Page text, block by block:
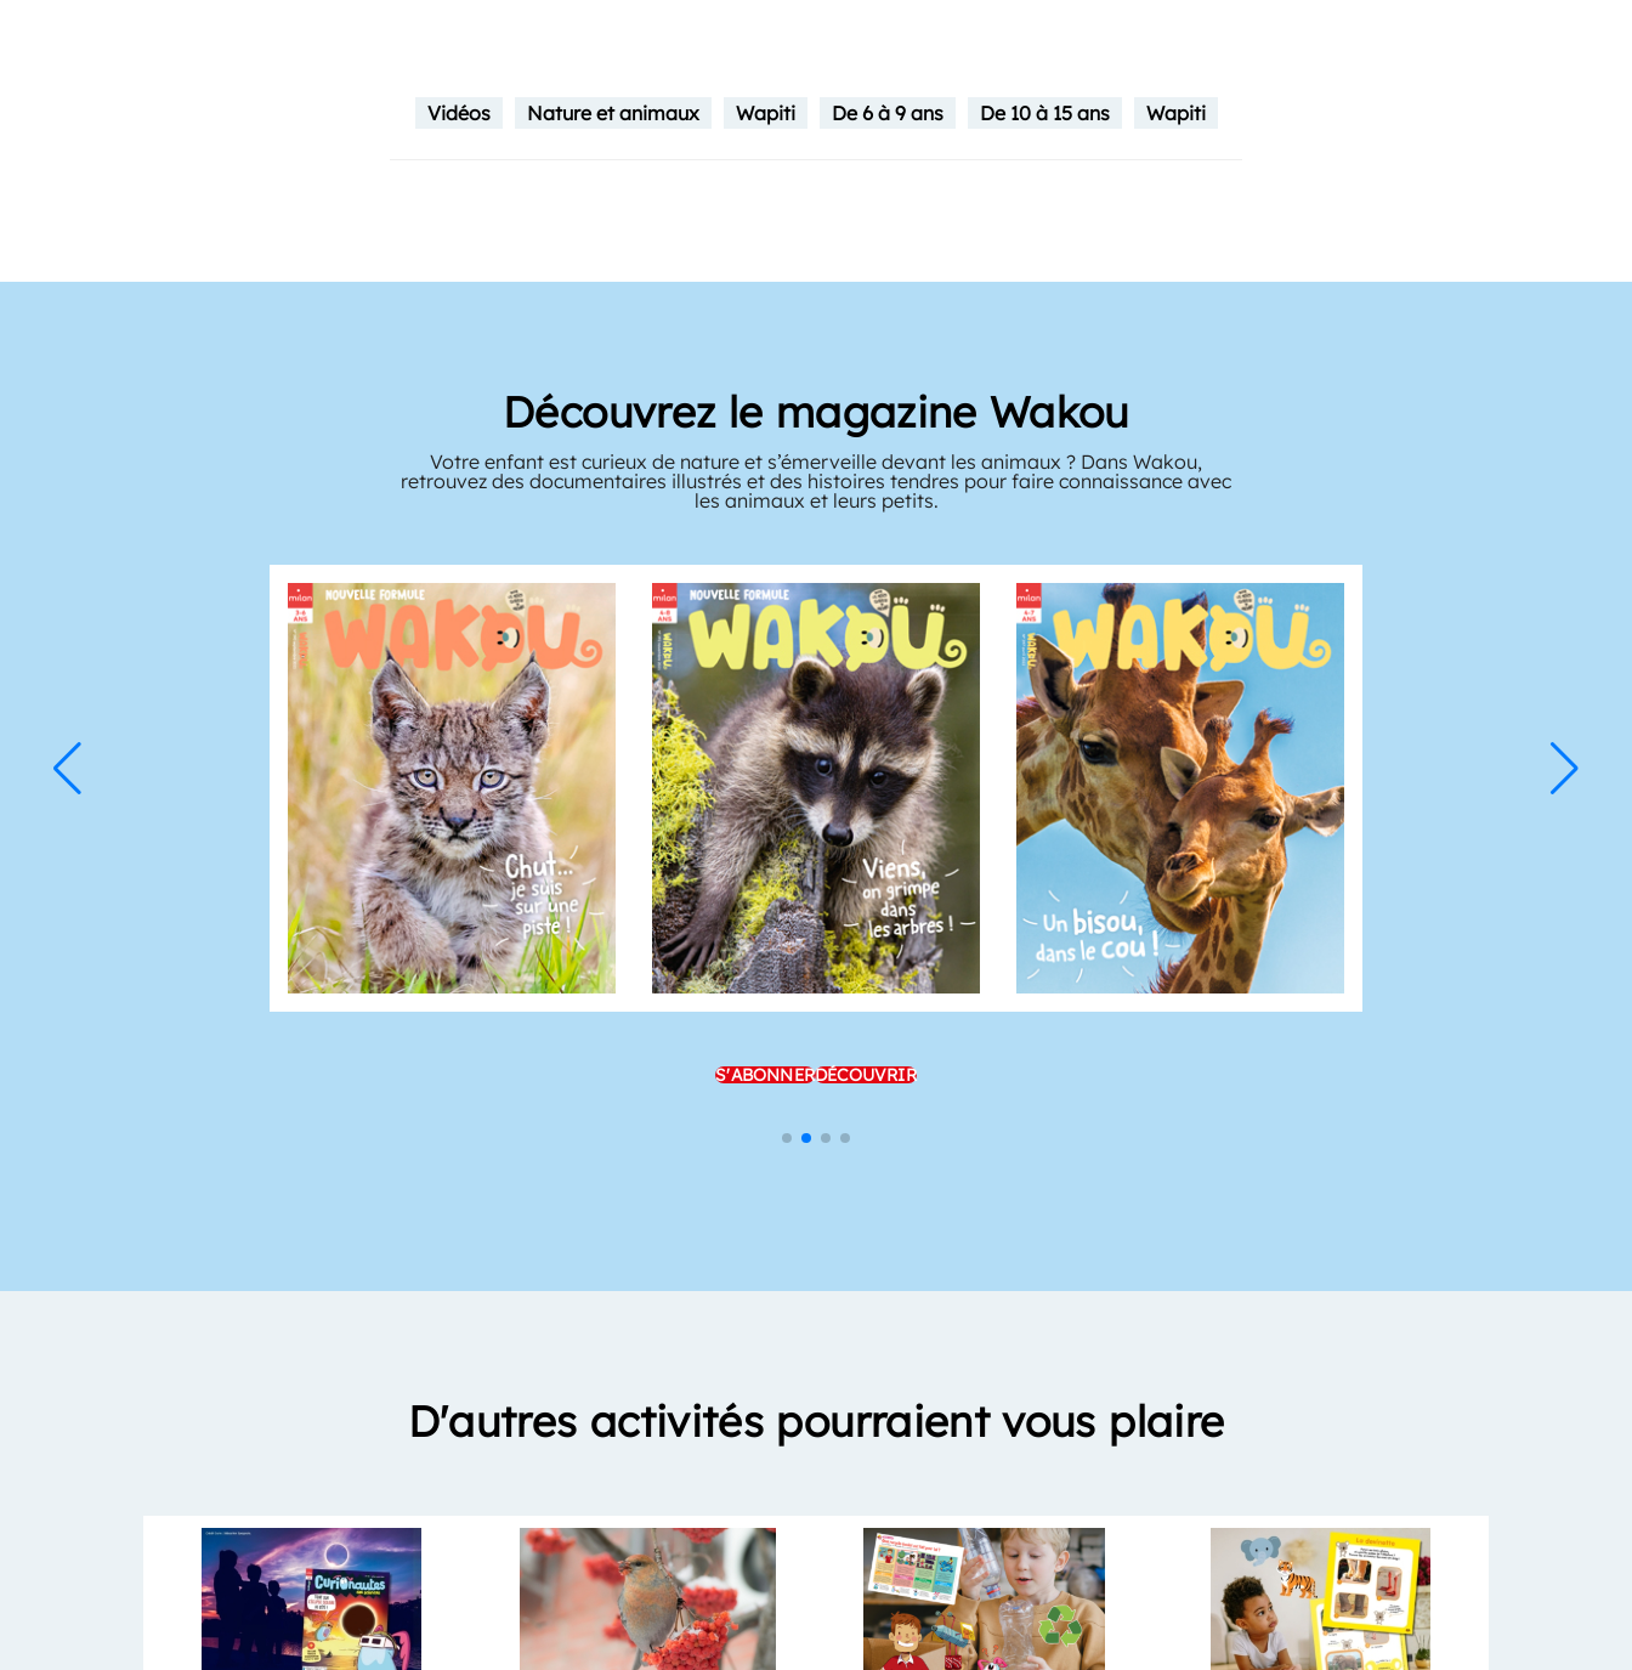
Vidéos Nature et animaux Wapiti De 6 à 9 ans De 10 à 15 ans Wapiti
Découvrez le magazine Wakou
Votre enfant est curieux de nature et s’émerveille devant les animaux ? Dans Wakou,
retrouvez des documentaires illustrés et des histoires tendres pour faire connaissance avec
les animaux et leurs petits.
S'ABONNERDÉCOUVRIR
D'autres activités pourraient vous plaire